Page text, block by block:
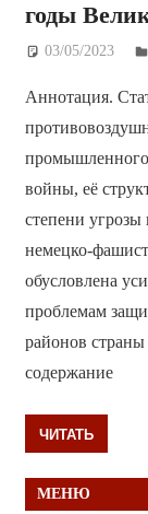
годы
03/05/2023
Аннотация.
войны, её
степени
немецко-
обусловлена
проблемам
районов страны
содержание
ЧИТАТЬ
МЕНЮ